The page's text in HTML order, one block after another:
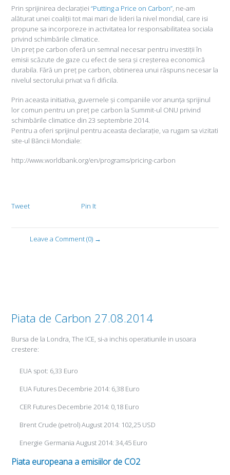
Prin sprijinirea declarației“Putting a Price on Carbon”, ne-am
alăturat unei coaliții tot mai mari de lideri la nivel mondial, care isi
propune sa incorporeze in activitatea lor responsabilitatea sociala
privind schimbările climatice.
Un preț pe carbon oferă un semnal necesar pentru investiții în
emisii scăzute de gaze cu efect de sera și creșterea economică
durabila. Fără un preț pe carbon, obtinerea unui răspuns necesar la
nivelul sectorului privat va fi dificila.
Prin aceasta initiativa, guvernele și companiile vor anunța sprijinul
lor comun pentru un preț pe carbon la Summit-ul ONU privind
schimbările climatice din 23 septembrie 2014.
Pentru a oferi sprijinul pentru aceasta declarație, va rugam sa vizitati
site-ul Băncii Mondiale:
http://www.worldbank.org/en/programs/pricing-carbon
Tweet Pin It
Leave a Comment (0) →
Piata de Carbon 27.08.2014
Bursa de la Londra, The ICE, si-a inchis operatiunile in usoara
crestere:
EUA spot: 6,33 Euro
EUA Futures Decembrie 2014: 6,38 Euro
CER Futures Decembrie 2014: 0,18 Euro
Brent Crude (petrol) August 2014: 102,25 USD
Energie Germania August 2014: 34,45 Euro
Piata europeana a emisiilor de CO2